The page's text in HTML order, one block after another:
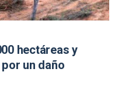
hectáreas y
un daño